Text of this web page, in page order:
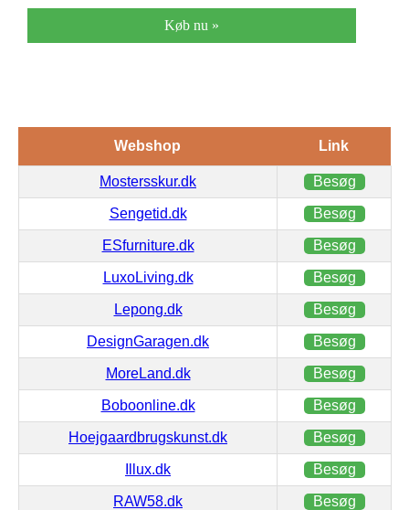
Køb nu »
Webshop Link
Mostersskur.dk Besøg
Sengetid.dk Besøg
ESfurniture.dk Besøg
LuxoLiving.dk Besøg
Lepong.dk Besøg
DesignGaragen.dk Besøg
MoreLand.dk Besøg
Boboonline.dk Besøg
Hoejgaardbrugskunst.dk Besøg
Illux.dk Besøg
RAW58.dk Besøg